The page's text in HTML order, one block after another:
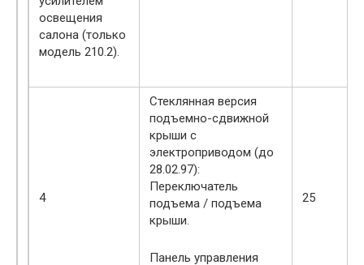
освещения
салона (только
модель 210.2).
4
Стеклянная версия
подъемно-сдвижной
крыши с
электроприводом (до
28.02.97):
Переключатель
подъема / подъема
крыши.
Панель управления
25